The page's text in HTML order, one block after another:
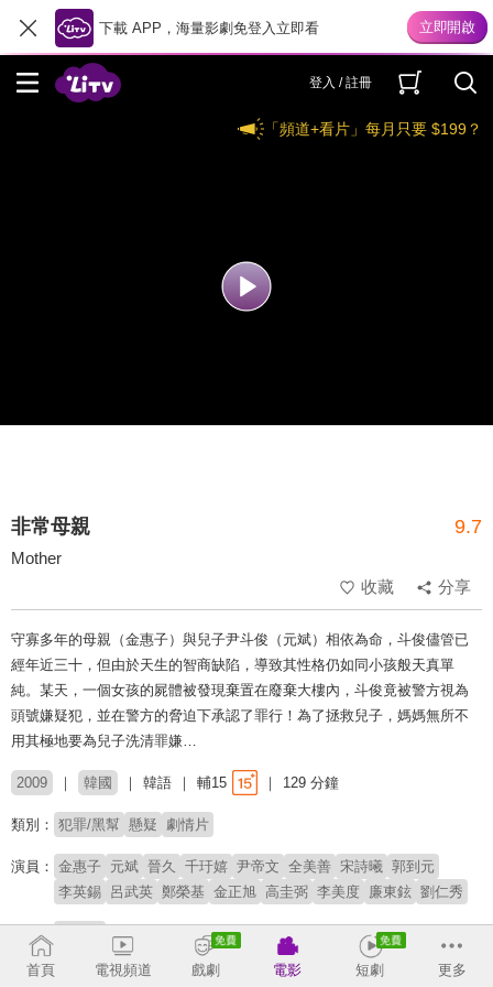
下載 APP，海量影劇免登入立即看
登入 / 註冊
「頻道+看片」每月只要 $199？
非常母親 9.7
Mother
收藏
分享
守寡多年的母親（金惠子）與兒子尹斗俊（元斌）相依為命，斗俊儘管已
經年近三十，但由於天生的智商缺陷，導致其性格仍如同小孩般天真單
純。某天，一個女孩的屍體被發現棄置在廢棄大樓內，斗俊竟被警方視為
頭號嫌疑犯，並在警方的脅迫下承認了罪行！為了拯救兒子，媽媽無所不
用其極地要為兒子洗清罪嫌…
2009 韓國 韓語 輔15 129 分鐘
類別： 犯罪/黑幫 懸疑 劇情片
演員： 金惠子 元斌 晉久 千玗嬉 尹帝文 全美善 宋詩曦 郭到元
李英錫 呂武英 鄭榮基 金正旭 高圭弼 李美度 廉東鉉 劉仁秀
導演：
※此內容含有：暴力血腥 性與裸露
首頁 電視頻道 戲劇 電影 短劇 更多